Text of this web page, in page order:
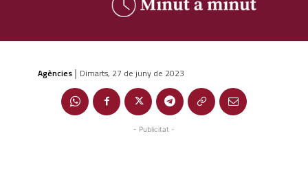
Agències | Dimarts, 27 de juny de 2023
- Publicitat -